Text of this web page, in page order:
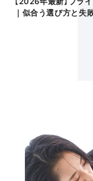
｜似合う選び方と失